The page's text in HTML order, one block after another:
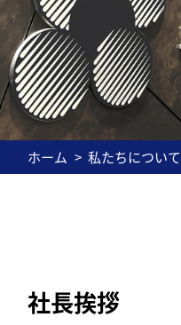
お問い合わせ
ホーム 私たちについて
社長挨拶